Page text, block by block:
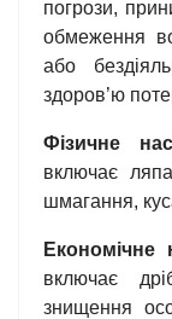
погрози,
обмеження
або
здоров’ю
Фізичне
включає
шмагання,
Економічне
включає
знищення